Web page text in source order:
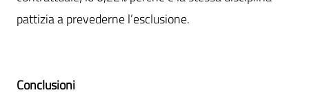
pattizia a prevederne l’esclusione.
Conclusioni